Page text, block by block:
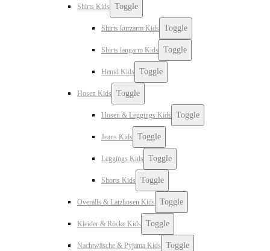
Shirts Kids Toggle
Shirts kurzarm Kids Toggle
Shirts langarm Kids Toggle
Hemd Kids Toggle
Hosen Kids Toggle
Hosen & Leggings Kids Toggle
Jeans Kids Toggle
Leggings Kids Toggle
Shorts Kids Toggle
Overalls & Latzhosen Kids Toggle
Kleider & Röcke Kids Toggle
Nachtwäsche & Pyjama Kids Toggle